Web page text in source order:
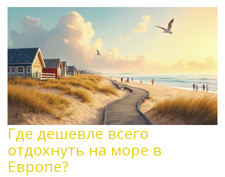
Где дешевле всего
отдохнуть на море в
Европе?